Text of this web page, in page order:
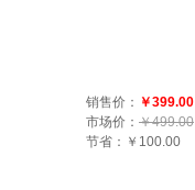
销售价： ￥399.00
市场价： ￥499.00
节省： ￥100.00